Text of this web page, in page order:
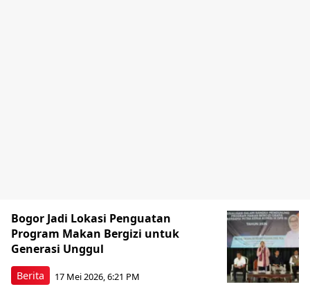
Berita
Bogor Jadi Lokasi Penguatan
Program Makan Bergizi untuk
Generasi Unggul
17 Mei 2026, 6:21 PM